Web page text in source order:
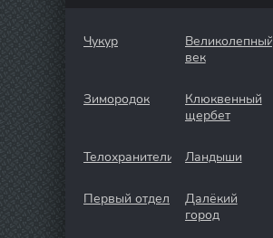
Чукур
Великолепный
век
Зимородок
Клюквенный
щербет
Телохранители Ландыши
Первый отдел
Далёкий
город